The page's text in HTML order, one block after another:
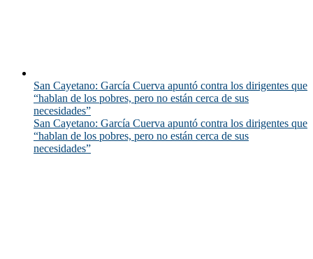
San Cayetano: García Cuerva apuntó contra los dirigentes que
“hablan de los pobres, pero no están cerca de sus
necesidades”
San Cayetano: García Cuerva apuntó contra los dirigentes que
“hablan de los pobres, pero no están cerca de sus
necesidades”